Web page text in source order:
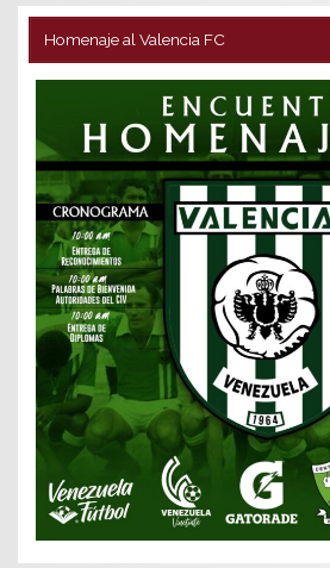
Homenaje al Valencia FC